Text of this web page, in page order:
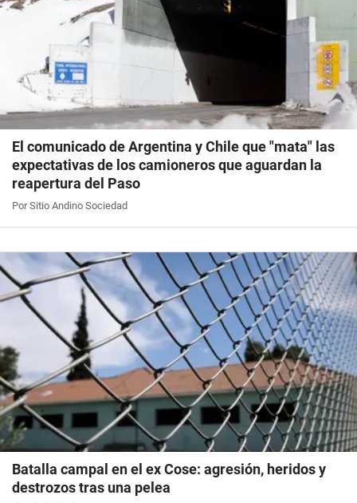
El comunicado de Argentina y Chile que "mata" las
expectativas de los camioneros que aguardan la
reapertura del Paso
Por Sitio Andino Sociedad
Batalla campal en el ex Cose: agresión, heridos y
destrozos tras una pelea